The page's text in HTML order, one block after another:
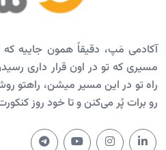
آکادمی مَپ، دقیقاً همون جاییه
مسیری که تو در اون قرار داری
راه تو در این مسیر میشن، راهتو
رو برات پُر می‌کنن و تا خود روز